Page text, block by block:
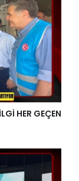
HER GEÇEN